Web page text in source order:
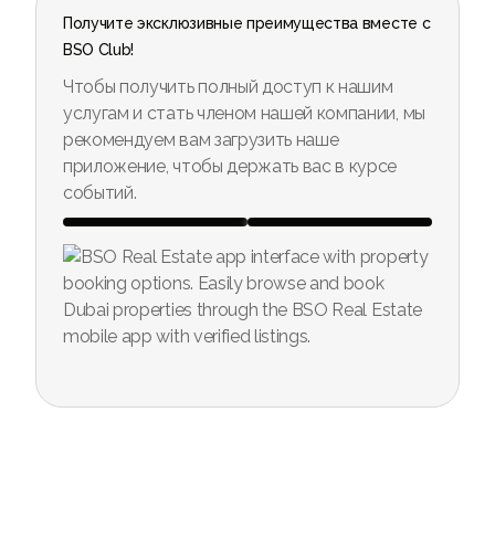
Получите эксклюзивные преимущества вместе с
BSO Club!
Чтобы получить полный доступ к нашим
услугам и стать членом нашей компании, мы
рекомендуем вам загрузить наше
приложение, чтобы держать вас в курсе
событий.